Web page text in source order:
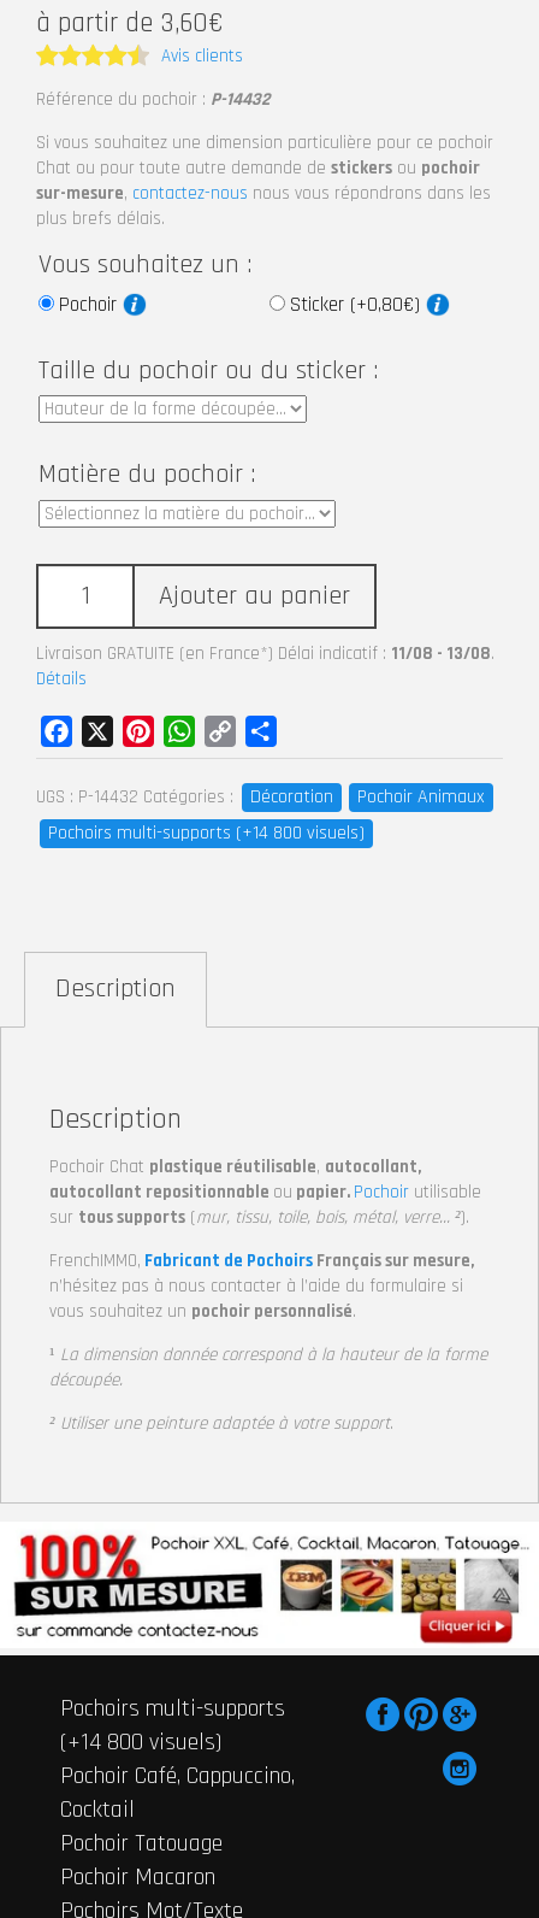
à partir de 3,60€
Note4.5
Avis clients
Référence du pochoir : P-14432
Si vous souhaitez une dimension particulière pour ce pochoir
Chat ou pour toute autre demande de stickers ou pochoir
sur-mesure, contactez-nous nous vous répondrons dans les
plus brefs délais.
Vous souhaitez un :
Pochoir Sticker (+0,80€)
Taille du pochoir ou du sticker :
Matière du pochoir :
Ajouter au panier
Livraison GRATUITE (en France*) Délai indicatif : 11/08 - 13/08.
Détails
UGS : P-14432 Catégories : Décoration
Pochoir Animaux
Pochoirs multi-supports (+14 800 visuels)
Facebook PinterestWhatsApp
Copy
Link
Description
Description
Pochoir Chat plastique réutilisable, autocollant,
autocollant repositionnable ou papier. Pochoir utilisable
sur tous supports (mur, tissu, toile, bois, métal, verre… ²).
FrenchIMMO, Fabricant de Pochoirs Français sur mesure,
n’hésitez pas à nous contacter à l’aide du formulaire si
vous souhaitez un pochoir personnalisé.
¹ La dimension donnée correspond à la hauteur de la forme
découpée.
² Utiliser une peinture adaptée à votre support.
Pochoirs multi-supports
(+14 800 visuels)
Pochoir Café, Cappuccino,
Cocktail
Pochoir Tatouage
Pochoir Macaron
Pochoirs Mot/Texte